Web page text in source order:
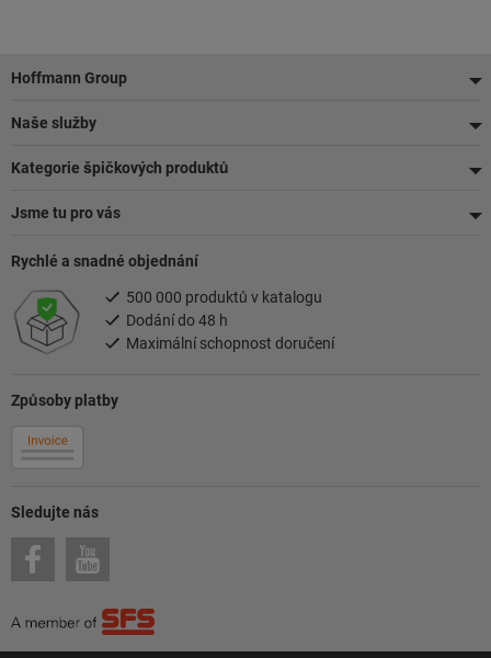
Zápatí
Hoffmann Group
Naše služby
Kategorie špičkových produktů
Jsme tu pro vás
Sledujte nás
Způsoby platby
Rychlé a snadné objednání
500 000 produktů v katalogu
Dodání do 48 h
Maximální schopnost doručení